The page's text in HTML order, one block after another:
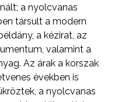
a nyolcvanas
társult a modern
a kézirat, az
valamint a
Az árak a korszak
években is
a nyolcvanas